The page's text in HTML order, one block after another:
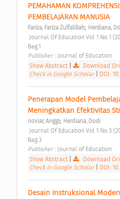
PEMAHAMAN
PEMBELAJARAN MANUSIA
Fariza, Fariza Zulfalillah; Herdiana,
Bag.1
Publisher : Journal of Education
Show Abstract| Download
Check in Google Scholar
DOI:
Penerapan Model
Meningkatkan Efektivitas
noviar, Anggi; Herdiana, Dodi
Bag.3
Publisher : Journal of Education
Show Abstract| Download
Check in Google Scholar
DOI:
Desain Instruksional